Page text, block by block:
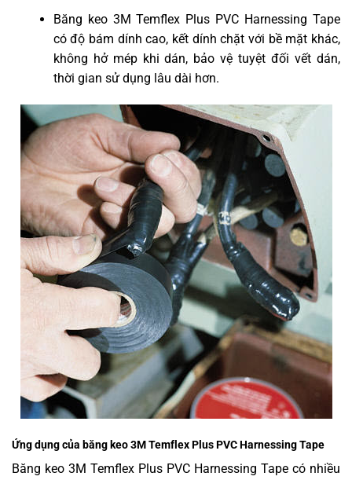
Băng keo 3M Temflex Plus PVC Harnessing Tape
có độ bám dính cao, kết dính chặt với bề mặt khác,
không hở mép khi dán, bảo vệ tuyệt đối vết dán,
thời gian sử dụng lâu dài hơn.
Ứng dụng của băng keo 3M Temflex Plus PVC Harnessing Tape
Băng keo 3M Temflex Plus PVC Harnessing Tape có nhiều